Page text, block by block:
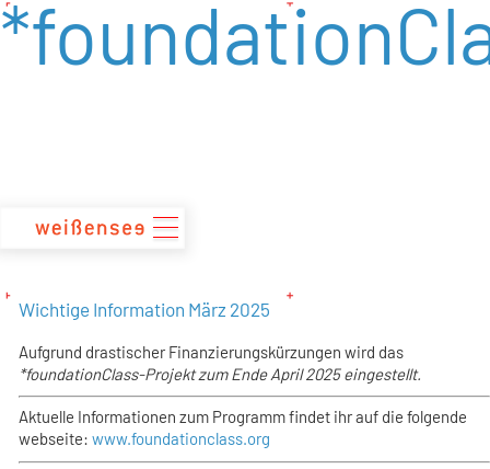
zum
Inhalt
Wichtige Information März 2025
Aufgrund drastischer Finanzierungskürzungen wird das
*foundationClass-Projekt zum Ende April 2025 eingestellt.
Aktuelle Informationen zum Programm findet ihr auf die folgende
webseite:www.foundationclass.org